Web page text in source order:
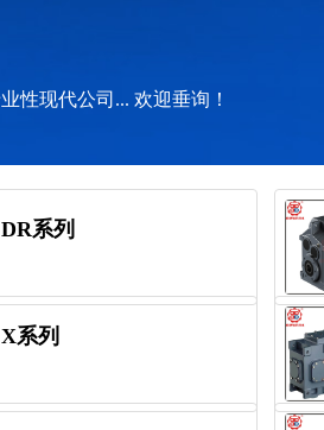
性现代公司... 欢迎垂询！
DR系列
X系列